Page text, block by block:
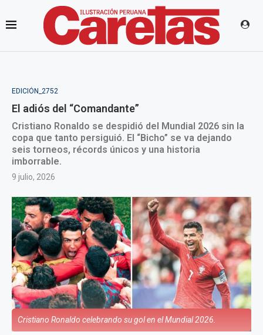
EDICIÓN_2752
El adiós del “Comandante”
Cristiano Ronaldo se despidió del Mundial 2026 sin la
copa que tanto persiguió. El “Bicho” se va dejando
seis torneos, récords únicos y una historia
imborrable.
9 julio, 2026
Cristiano Ronaldo celebrando su gol en el Mundial 2026.